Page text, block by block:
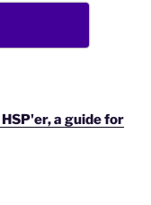
a guide for